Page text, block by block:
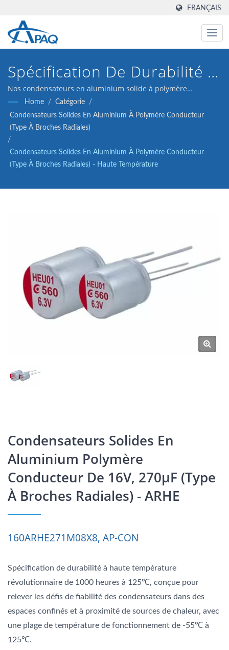
FRANÇAIS
Spécification De Durabilité À
Haute Température
Révolutionnaire De 1000
Heures À 125℃, Conçue
Pour Relever Les Défis De
Fiabilité Des Condensateurs
Dans Des Espaces Confinés
De Température De
Fonctionnement De -55℃ À
125℃.
Nos condensateurs en aluminium solide à polymère
conducteur de 16V 270μF ESR 16 (type à broches radiales)
sont conçus pour répondre aux applications de
convertisseurs DC-DC, régulateurs de tension et découplage.
Home / Catégorie
/
Condensateurs Solides En Aluminium À Polymère Conducteur
(type À Broches Radiales)
/
Condensateurs Solides En Aluminium À Polymère Conducteur
(type À Broches Radiales) - Haute Température
Condensateurs Solides En
Aluminium Polymère
Conducteur De 16V, 270μF (type
À Broches Radiales) - ARHE
160ARHE271M08X8, AP-CON
Spécification de durabilité à haute température
révolutionnaire de 1000 heures à 125℃, conçue pour
relever les défis de fiabilité des condensateurs dans des
espaces confinés et à proximité de sources de chaleur, avec
une plage de température de fonctionnement de -55℃ à
125℃.